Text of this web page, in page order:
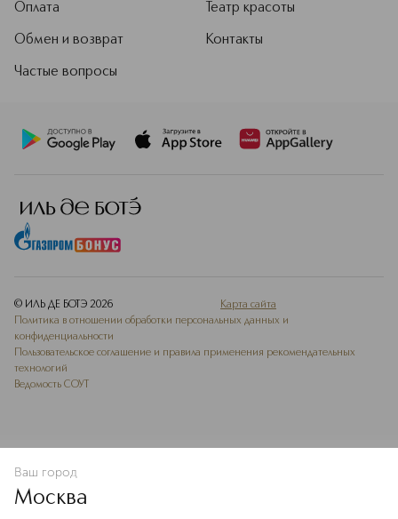
В КОРЗИНУ
Оплата
Обмен и возврат
Частые вопросы
Театр красоты
Контакты
© ИЛЬ ДЕ БОТЭ 2026
Карта сайта
Политика в отношении обработки персональных данных и
конфиденциальности
Пользовательское соглашение и правила применения рекомендательных
технологий
Ведомость СОУТ
Ваш город
Москва